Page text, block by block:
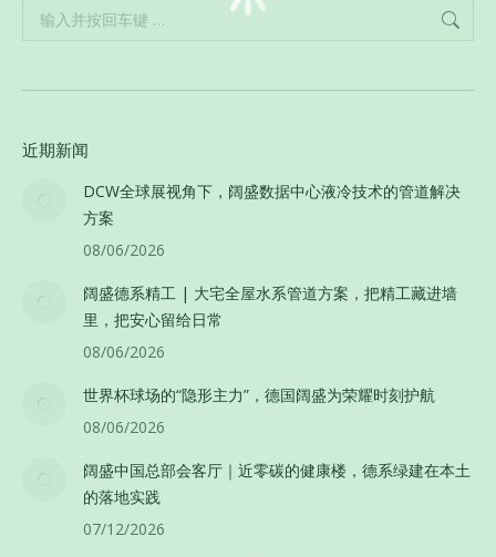
Search:
近期新闻
DCW全球展视角下，阔盛数据中心液冷技术的管道解决
方案
08/06/2026
阔盛德系精工 | 大宅全屋水系管道方案，把精工藏进墙
里，把安心留给日常
08/06/2026
世界杯球场的“隐形主力”，德国阔盛为荣耀时刻护航
08/06/2026
阔盛中国总部会客厅｜近零碳的健康楼，德系绿建在本土
的落地实践
07/12/2026